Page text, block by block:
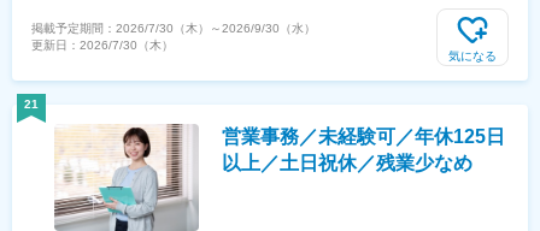
アクセス ～・京阪電鉄「大江橋」駅から徒歩2分・大阪市営地下鉄・京
阪「淀屋橋」駅から徒歩5分・JR東西線「北新地」駅から徒歩5分・
JR「大阪」駅から徒歩13分・大阪市営地下鉄・阪急「梅田」駅から徒
掲載予定期間： 2026/7/30（木） ～2026/9/30（水）
更新日： 2026/7/30（木）
気になる
21
営業事務／未経験可／年休125日
以上／土日祝休／残業少なめ